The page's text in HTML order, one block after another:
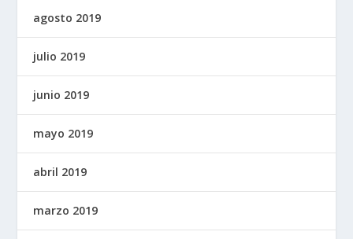
agosto 2019
julio 2019
junio 2019
mayo 2019
abril 2019
marzo 2019